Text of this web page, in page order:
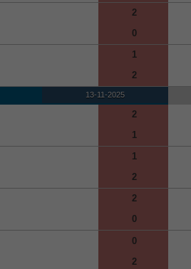
2
0
1
2
13-11-2025
2
1
1
2
2
0
0
2